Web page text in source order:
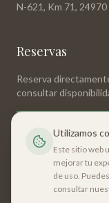
N-621, Km 71,
Reservas
Reserva
consultar
Utilizamos
Este sitio web
mejorar tu
de uso.
consultar